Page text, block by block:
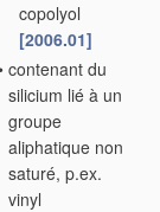
copolyol
[2006.01]
contenant du
silicium lié à un
groupe
aliphatique non
saturé, p.ex.
vinyl